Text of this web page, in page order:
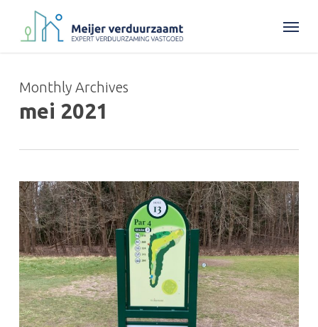
Menu
Monthly Archives
mei 2021